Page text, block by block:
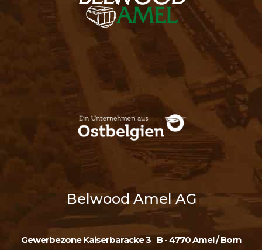
Belwood Amel AG
Gewerbezone Kaiserbaracke 3 B - 4770 Amel / Born